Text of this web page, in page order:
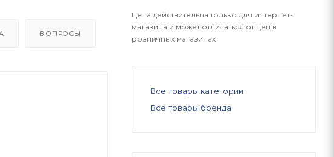
ВОПРОСЫ
Цена действительна только для интернет-
магазина и может отличаться от цен в
розничных магазинах
Все товары категории
Все товары бренда